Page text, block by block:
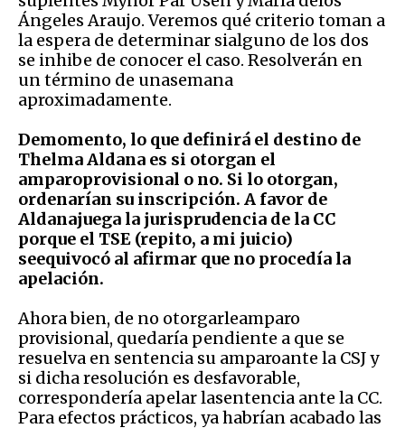
Ángeles Araujo. Veremos qué criterio toman a
la espera de determinar sialguno de los dos
se inhibe de conocer el caso. Resolverán en
un término de unasemana
aproximadamente.
Demomento, lo que definirá el destino de
Thelma Aldana es si otorgan el
amparoprovisional o no. Si lo otorgan,
ordenarían su inscripción. A favor de
Aldanajuega la jurisprudencia de la CC
porque el TSE (repito, a mi juicio)
seequivocó al afirmar que no procedía la
apelación.
Ahora bien, de no otorgarleamparo
provisional, quedaría pendiente a que se
resuelva en sentencia su amparoante la CSJ y
si dicha resolución es desfavorable,
correspondería apelar lasentencia ante la CC.
Para efectos prácticos, ya habrían acabado las